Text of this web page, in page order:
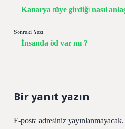
Kanarya tüye girdiği nasıl
Sonraki Yazı
İnsanda öd var mı ?
Bir yanıt yazın
E-posta adresiniz yayınlanmayacak.